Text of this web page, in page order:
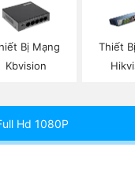
Bị Mạng
Kbvision
Thiết
Hd 1080P